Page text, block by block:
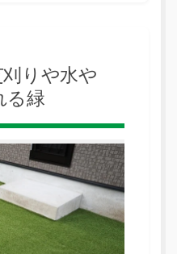
りや水や
る緑